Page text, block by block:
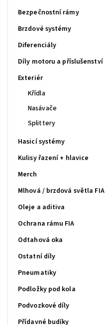
Bezpečnostní rámy
Brzdové systémy
Diferenciály
Díly motoru a příslušenství
Exteriér
Křídla
Nasávače
Splittery
Hasicí systémy
Kulisy řazení + hlavice
Merch
Mlhová / brzdová světla FIA
Oleje a aditiva
Ochrana rámu FIA
Odtahová oka
Ostatní díly
Pneumatiky
Podložky pod kola
Podvozkové díly
Přídavné budíky